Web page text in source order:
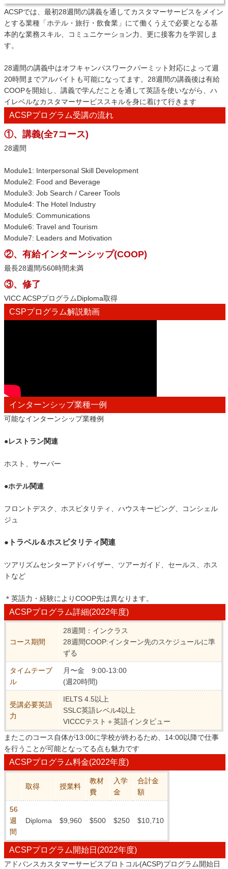
ACSPでは、最初28週間の講義を通してカスタマーサービスをメイン
とする業種「ホテル・旅行・飲食業」にて働くうえで必要となる基
本的な業務スキル、コミュニケーション力、更に接客力を学習しま
す。
28週間の講義中はオフキャンパスワークパーミット対応によって週
20時間までアルバイトも可能になってます。28週間の講義後は有給
COOPを開始し、講義で学んだことを通して英語を使いながら、ハ
イレベルなカスタマーサービススキルを身に着けて行きます
ACSPプログラム受講の流れ
①、講義(全7コース)
28週間
Module1: Interpersonal Skill Development
Module2: Food and Beverage
Module3: Job Search / Career Tools
Module4: The Hotel Industry
Module5: Communications
Module6: Travel and Tourism
Module7: Leaders and Motivation
②、有給インターンシップ(COOP)
最長28週間/560時間未満
③、修了
VICC ACSPプログラムDiploma取得
CSPプログラム解説動画
インターンシップ業種一例
可能なインターンシップ業種例
●レストラン関連
ホスト、サーバー
●ホテル関連
フロントデスク、ホスピタリティ、ハウスキーピング、コンシェル
ジュ
●トラベル＆ホスピタリティ関連
ツアリズムセンターアドバイザー、ツアーガイド、セールス、ホス
トなど
＊英語力・経験によりCOOP先は異なります。
ACSPプログラム詳細(2022年度)
コース期間
28週間：インクラス
28週間COOP:インターン先のスケジュールに準
ずる
タイムテーブ
ル
月〜金 9:00-13:00
(週20時間)
受講必要英語
力
IELTS 4.5以上
SSLC英語レベル4以上
VICCCテスト＋英語インタビュー
またこのコース自体が13:00に学校が終わるため、14:00以降で仕事
を行うことが可能となってる点も魅力です
ACSPプログラム料金(2022年度)
取得 授業料
教材
費
入学
金
合計金
額
56
週
間
Diploma $9,960 $500 $250 $10,710
ACSPプログラム開始日(2022年度)
アドバンスカスタマーサービスプロトコル(ACSP)プログラム開始日